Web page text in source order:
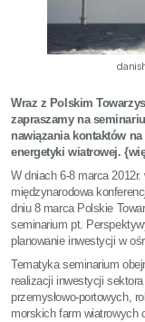
Wraz z Polskim
zapraszamy na
nawiązania kontaktów
energetyki wiatrowej.
W dniach 6-8 marca
międzynarodowa
dniu 8 marca Polskie
seminarium pt.
planowanie inwestycji w
Tematyka seminarium
realizacji inwestycji
przemysłowo-portowych,
morskich farm wiatrowych